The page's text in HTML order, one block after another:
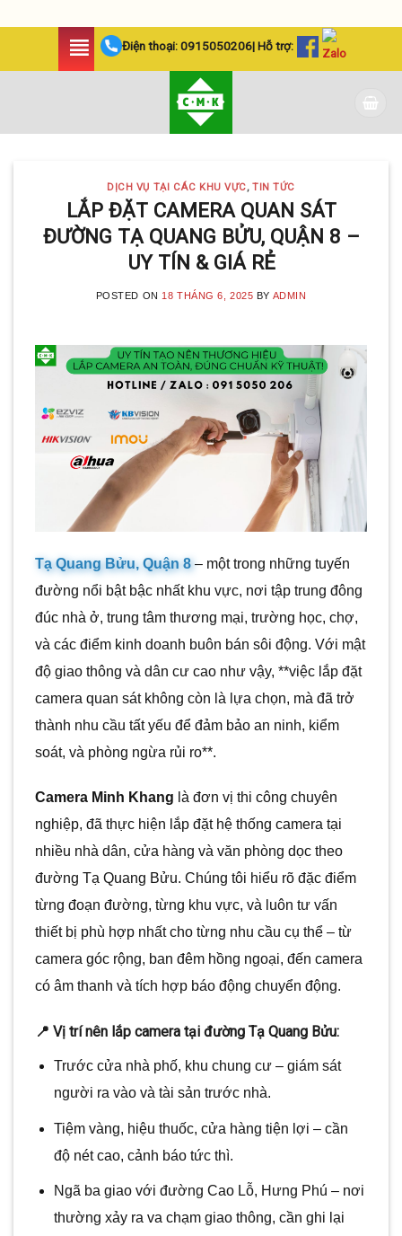
Điện thoại:0915050206| Hỗ trợ:
DỊCH VỤ TẠI CÁC KHU VỰC,TIN TỨC
LẮP ĐẶT CAMERA QUAN SÁT
ĐƯỜNG TẠ QUANG BỬU, QUẬN 8 –
UY TÍN & GIÁ RẺ
POSTED ON 18 THÁNG 6, 2025 BY ADMIN
Tạ Quang Bửu, Quận 8– một trong những tuyến
đường nổi bật bậc nhất khu vực, nơi tập trung đông
đúc nhà ở, trung tâm thương mại, trường học, chợ,
và các điểm kinh doanh buôn bán sôi động. Với mật
độ giao thông và dân cư cao như vậy, **việc lắp đặt
camera quan sát không còn là lựa chọn, mà đã trở
thành nhu cầu tất yếu để đảm bảo an ninh, kiểm
soát, và phòng ngừa rủi ro**.
Camera Minh Khang là đơn vị thi công chuyên
nghiệp, đã thực hiện lắp đặt hệ thống camera tại
nhiều nhà dân, cửa hàng và văn phòng dọc theo
đường Tạ Quang Bửu. Chúng tôi hiểu rõ đặc điểm
từng đoạn đường, từng khu vực, và luôn tư vấn
thiết bị phù hợp nhất cho từng nhu cầu cụ thể – từ
camera góc rộng, ban đêm hồng ngoại, đến camera
có âm thanh và tích hợp báo động chuyển động.
📍 Vị trí nên lắp camera tại đường Tạ Quang Bửu:
Trước cửa nhà phố, khu chung cư – giám sát
người ra vào và tài sản trước nhà.
Tiệm vàng, hiệu thuốc, cửa hàng tiện lợi – cần
độ nét cao, cảnh báo tức thì.
Ngã ba giao với đường Cao Lỗ, Hưng Phú – nơi
thường xảy ra va chạm giao thông, cần ghi lại